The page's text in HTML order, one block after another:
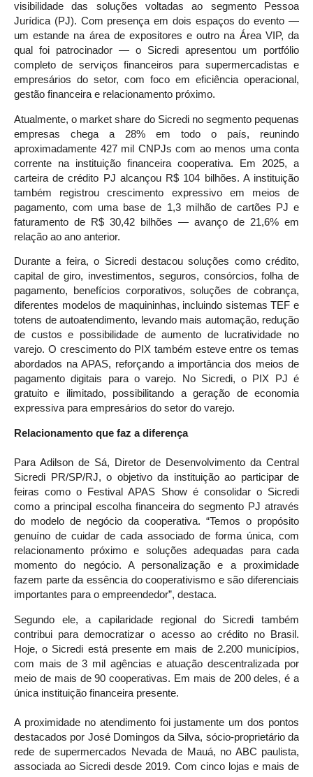
visibilidade das soluções voltadas ao segmento Pessoa
Jurídica (PJ). Com presença em dois espaços do evento —
um estande na área de expositores e outro na Área VIP, da
qual foi patrocinador — o Sicredi apresentou um portfólio
completo de serviços financeiros para supermercadistas e
empresários do setor, com foco em eficiência operacional,
gestão financeira e relacionamento próximo.
Atualmente, o market share do Sicredi no segmento pequenas
empresas chega a 28% em todo o país, reunindo
aproximadamente 427 mil CNPJs com ao menos uma conta
corrente na instituição financeira cooperativa. Em 2025, a
carteira de crédito PJ alcançou R$ 104 bilhões. A instituição
também registrou crescimento expressivo em meios de
pagamento, com uma base de 1,3 milhão de cartões PJ e
faturamento de R$ 30,42 bilhões — avanço de 21,6% em
relação ao ano anterior.
Durante a feira, o Sicredi destacou soluções como crédito,
capital de giro, investimentos, seguros, consórcios, folha de
pagamento, benefícios corporativos, soluções de cobrança,
diferentes modelos de maquininhas, incluindo sistemas TEF e
totens de autoatendimento, levando mais automação, redução
de custos e possibilidade de aumento de lucratividade no
varejo. O crescimento do PIX também esteve entre os temas
abordados na APAS, reforçando a importância dos meios de
pagamento digitais para o varejo. No Sicredi, o PIX PJ é
gratuito e ilimitado, possibilitando a geração de economia
expressiva para empresários do setor do varejo.
Relacionamento que faz a diferença
Para Adilson de Sá, Diretor de Desenvolvimento da Central
Sicredi PR/SP/RJ, o objetivo da instituição ao participar de
feiras como o Festival APAS Show é consolidar o Sicredi
como a principal escolha financeira do segmento PJ através
do modelo de negócio da cooperativa. “Temos o propósito
genuíno de cuidar de cada associado de forma única, com
relacionamento próximo e soluções adequadas para cada
momento do negócio. A personalização e a proximidade
fazem parte da essência do cooperativismo e são diferenciais
importantes para o empreendedor”, destaca.
Segundo ele, a capilaridade regional do Sicredi também
contribui para democratizar o acesso ao crédito no Brasil.
Hoje, o Sicredi está presente em mais de 2.200 municípios,
com mais de 3 mil agências e atuação descentralizada por
meio de mais de 90 cooperativas. Em mais de 200 deles, é a
única instituição financeira presente.
A proximidade no atendimento foi justamente um dos pontos
destacados por José Domingos da Silva, sócio-proprietário da
rede de supermercados Nevada de Mauá, no ABC paulista,
associada ao Sicredi desde 2019. Com cinco lojas e mais de